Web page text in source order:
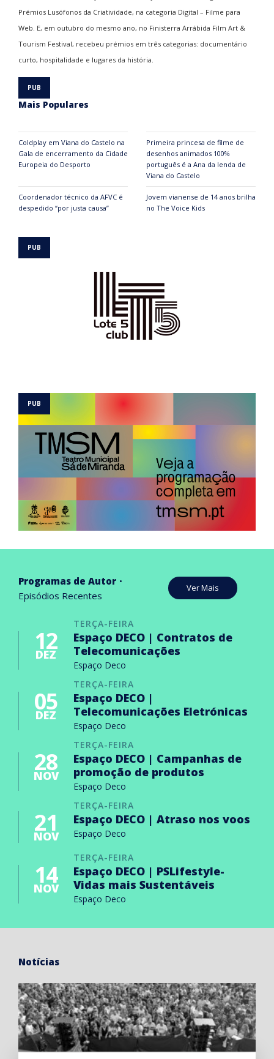
Prémios Lusófonos da Criatividade, na categoria Digital – Filme para
Web. E, em outubro do mesmo ano, no Finisterra Arrábida Film Art &
Tourism Festival, recebeu prémios em três categorias: documentário
curto, hospitalidade e lugares da história.
Mais Populares
Coldplay em Viana do Castelo na
Gala de encerramento da Cidade
Europeia do Desporto
Primeira princesa de filme de
desenhos animados 100%
português é a Ana da lenda de
Viana do Castelo
Coordenador técnico da AFVC é
despedido “por justa causa”
Jovem vianense de 14 anos brilha
no The Voice Kids
Programas de Autor
Episódios Recentes
Ver Mais
TERÇA-FEIRA
12
DEZ
Espaço DECO | Contratos de
Telecomunicações
Espaço Deco
TERÇA-FEIRA
05
DEZ
Espaço DECO |
Telecomunicações Eletrónicas
Espaço Deco
TERÇA-FEIRA
28
NOV
Espaço DECO | Campanhas de
promoção de produtos
Espaço Deco
TERÇA-FEIRA
21
NOV
Espaço DECO | Atraso nos voos
Espaço Deco
TERÇA-FEIRA
14
NOV
Espaço DECO | PSLifestyle-
Vidas mais Sustentáveis
Espaço Deco
Notícias